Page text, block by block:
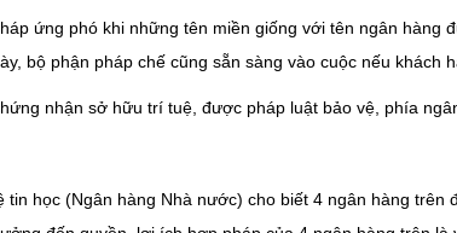
ứng phó khi những tên miền giống với tên ngân
bộ phận pháp chế cũng sẵn sàng vào cuộc nếu
nhận sở hữu trí tuệ, được pháp luật bảo vệ, phía
học (Ngân hàng Nhà nước) cho biết 4 ngân hàng